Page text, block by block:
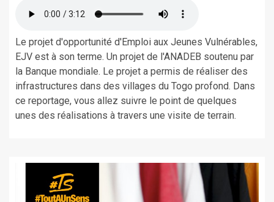
Le projet d'opportunité d'Emploi aux Jeunes Vulnérables,
EJV est à son terme. Un projet de l'ANADEB soutenu par
la Banque mondiale. Le projet a permis de réaliser des
infrastructures dans des villages du Togo profond. Dans
ce reportage, vous allez suivre le point de quelques
unes des réalisations à travers une visite de terrain.